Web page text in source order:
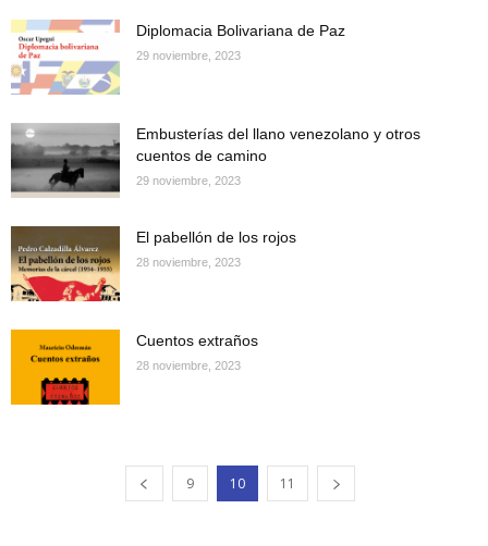
Diplomacia Bolivariana de Paz
29 noviembre, 2023
Embusterías del llano venezolano y otros
cuentos de camino
29 noviembre, 2023
El pabellón de los rojos
28 noviembre, 2023
Cuentos extraños
28 noviembre, 2023
9 10 11